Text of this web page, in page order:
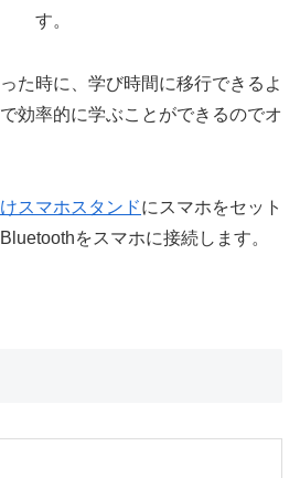
す。
た時に、学び時間に移行できるよ
効率的に学ぶことができるのでオ
スマホスタンドにスマホをセット
をスマホに接続します。